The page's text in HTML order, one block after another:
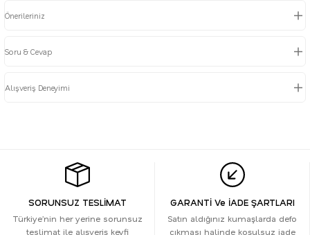
Önerileriniz
Soru & Cevap
Alışveriş Deneyimi
SORUNSUZ TESLİMAT
Türkiye’nin her yerine sorunsuz
teslimat ile alışveriş keyfi
GARANTİ Ve İADE ŞARTLARI
Satın aldığınız kumaşlarda defo
çıkması halinde koşulsuz iade